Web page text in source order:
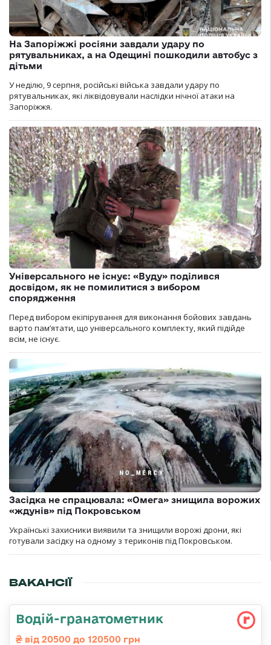
На Запоріжжі росіяни завдали удару по
рятувальниках, а на Одещині пошкодили автобус з
дітьми
У неділю, 9 серпня, російські війська завдали удару по
рятувальниках, які ліквідовували наслідки нічної атаки на
Запоріжжя.
Універсального не існує: «Вуду» поділився
досвідом, як не помилитися з вибором
спорядження
Перед вибором екіпірування для виконання бойових завдань
варто пам’ятати, що універсального комплекту, який підійде
всім, не існує.
Засідка не спрацювала: «Омега» знищила ворожих
«ждунів» під Покровськом
Українські захисники виявили та знищили ворожі дрони, які
готували засідку на одному з териконів під Покровськом.
ВАКАНСІЇ
Водій-гранатометник
від 20500 до 120500 грн